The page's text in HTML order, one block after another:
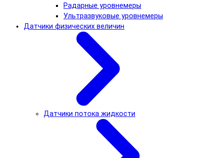
Радарные уровнемеры
Ультразвуковые уровнемеры
Датчики физических величин
Датчики потока жидкости